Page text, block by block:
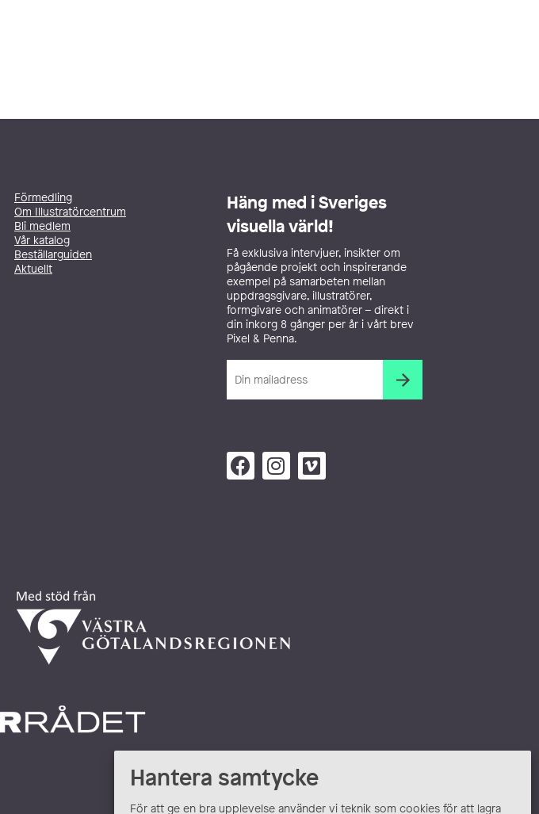
Hantera samtycke
För att ge en bra upplevelse använder vi teknik som cookies för att lagra
Förmedling
Om Illustratörcentrum
Bli medlem
Vår katalog
Beställarguiden
Aktuellt
Häng med i Sveriges
visuella värld!
Få exklusiva intervjuer, insikter om
pågående projekt och inspirerande
exempel på samarbeten mellan
uppdragsgivare, illustratörer,
formgivare och animatörer – direkt i
din inkorg 8 gånger per år i vårt brev
Pixel & Penna.